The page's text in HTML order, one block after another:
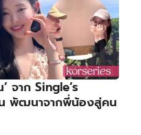
จาก Single’s
พัฒนาจากพี่น้องสู่คน